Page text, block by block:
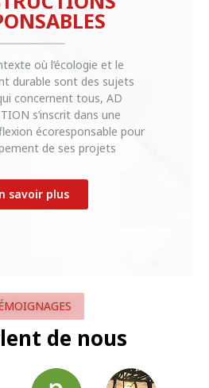
où l’écologie et le
durable sont des sujets
concernent tous, AD
s’inscrit dans une
écoresponsable pour
de ses projets
savoir plus
de nous